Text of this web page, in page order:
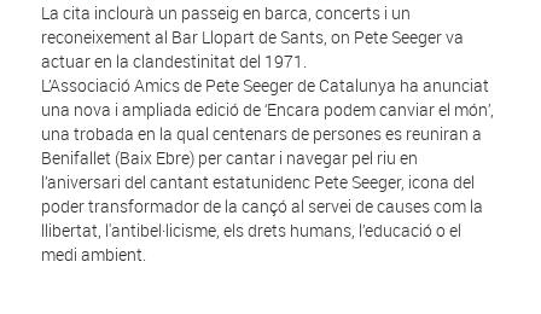
La cita inclourà un passeig en barca, concerts i un
reconeixement al Bar Llopart de Sants, on Pete Seeger va
actuar en la clandestinitat del 1971.
L’Associació Amics de Pete Seeger de Catalunya ha anunciat
una nova i ampliada edició de ‘Encara podem canviar el món’,
una trobada en la qual centenars de persones es reuniran a
Benifallet (Baix Ebre) per cantar i navegar pel riu en
l’aniversari del cantant estatunidenc Pete Seeger, icona del
poder transformador de la cançó al servei de causes com la
llibertat, l'antibel·licisme, els drets humans, l’educació o el
medi ambient.